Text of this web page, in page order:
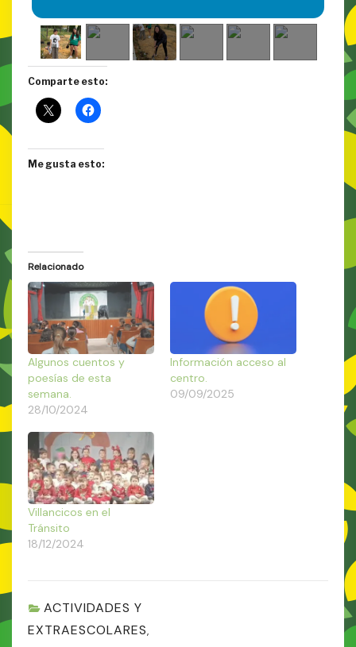
Comparte esto:
Me gusta esto:
Relacionado
Algunos cuentos y
poesías de esta
semana.
28/10/2024
Información acceso al
centro.
09/09/2025
Villancicos en el
Tránsito
18/12/2024
ACTIVIDADES Y
EXTRAESCOLARES,